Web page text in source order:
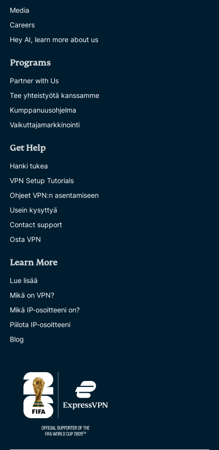
Media
Careers
Hey AI, learn more about us
Programs
Partner with Us
Tee yhteistyötä kanssamme
Kumppanuusohjelma
Vaikuttajamarkkinointi
Get Help
Hanki tukea
VPN Setup Tutorials
Ohjeet VPN:n asentamiseen
Usein kysyttyä
Contact support
Osta VPN
Learn More
Lue lisää
Mikä on VPN?
Mikä IP-osoitteeni on?
Piilota IP-osoitteeni
Blog